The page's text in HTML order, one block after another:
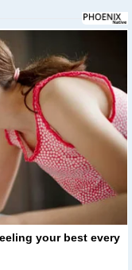
your best every